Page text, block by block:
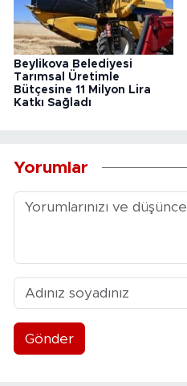
Beylikova Belediyesi
Tarımsal Üretimle
Bütçesine 11 Milyon Lira
Katkı Sağladı
Yorumlar
Gönder